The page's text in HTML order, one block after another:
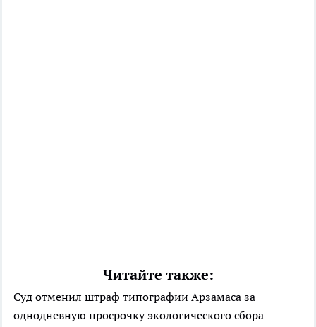
Читайте также:
Суд отменил штраф типографии Арзамаса за
однодневную просрочку экологического сбора